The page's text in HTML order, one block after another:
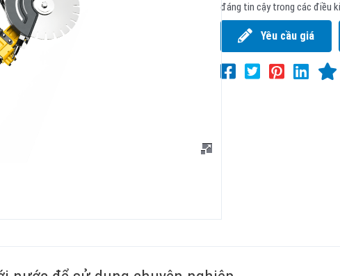
đáng tin cậy trong các điều
Yêu cầu giá